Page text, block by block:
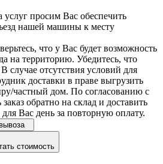
просим Вас обеспечить
нашей машины к месту
что у Вас будет возможность
на территорию. Убедитесь, что
случае отсутствия условий для
доставки в праве выгрузить
частный дом. По согласованию с
обратно на склад и доставить
Вас день за повторную оплату.
стоимость